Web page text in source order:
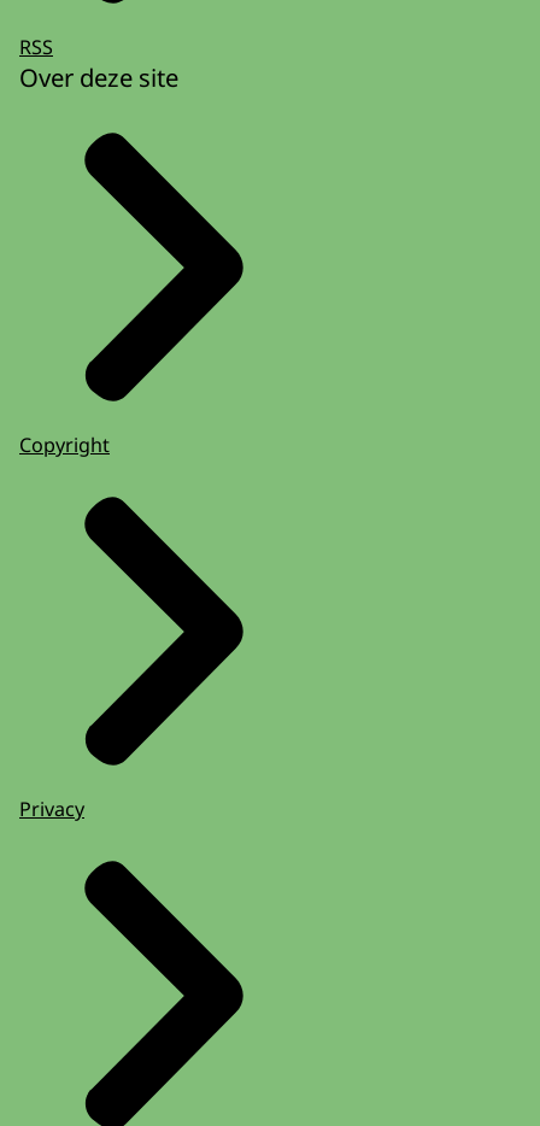
RSS
Over deze site
Copyright
Privacy